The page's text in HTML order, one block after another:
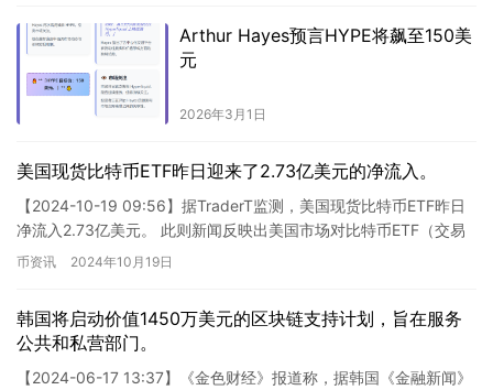
Arthur Hayes预言HYPE将飙至150美
元
2026年3月1日
美国现货比特币ETF昨日迎来了2.73亿美元的净流入。
【2024-10-19 09:56】据TraderT监测，美国现货比特币ETF昨日
净流入2.73亿美元。 此则新闻反映出美国市场对比特币ETF（交易
所交易基金）日益增长的兴趣和投资…
币资讯 2024年10月19日
韩国将启动价值1450万美元的区块链支持计划，旨在服务
公共和私营部门。
【2024-06-17 13:37】《金色财经》报道称，据韩国《金融新闻》